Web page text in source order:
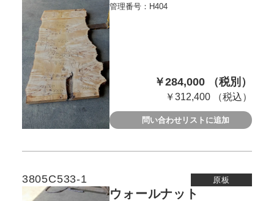
管理番号：H404
￥284,000 （税別）
￥312,400 （税込）
問い合わせリストに追加
3805C533-1 原板
ウォールナット